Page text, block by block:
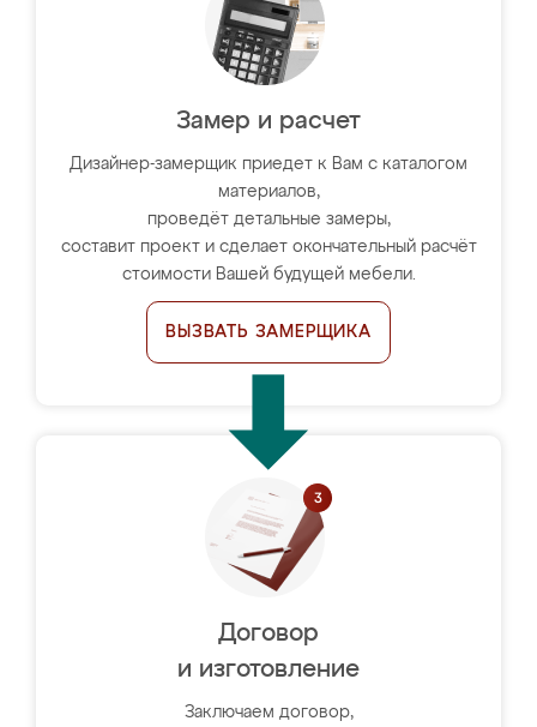
Замер и расчет
Дизайнер-замерщик приедет к Вам с каталогом
материалов,
проведёт детальные замеры,
составит проект и сделает окончательный расчёт
стоимости Вашей будущей мебели.
ВЫЗВАТЬ ЗАМЕРЩИКА
Договор
и изготовление
Заключаем договор,